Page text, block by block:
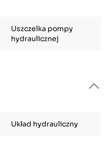
Uszczelka pompy
hydraulicznej
Układ hydrauliczny